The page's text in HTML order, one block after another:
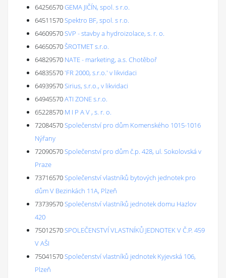
64256570GEMA JIČÍN, spol. s r.o.
64511570Spektro BF, spol. s r.o.
64609570SVP - stavby a hydroizolace, s. r. o.
64650570ŠROTMET s.r.o.
64829570 NATE - marketing, a.s. Chotěboř
64835570'FR 2000, s.r.o.' v likvidaci
64939570Sirius, s.r.o., v likvidaci
64945570ATI ZONE s.r.o.
65228570 M I P A V , s. r. o.
72084570Společenství pro dům Komenského 1015-1016
Nýřany
72090570Společenství pro dům č.p. 428, ul. Sokolovská v
Praze
73716570Společenství vlastníků bytových jednotek pro
dům V Bezinkách 11A, Plzeň
73739570Společenství vlastníků jednotek domu Hazlov
420
75012570SPOLEČENSTVÍ VLASTNÍKŮ JEDNOTEK V Č.P. 459
V AŠI
75041570Společenství vlastníků jednotek Kyjevská 106,
Plzeň